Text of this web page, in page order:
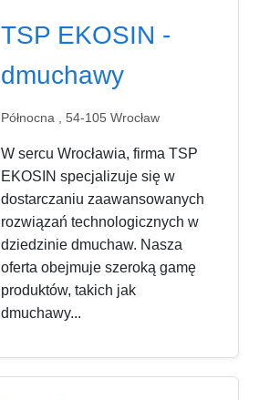
TSP EKOSIN -
dmuchawy
Północna , 54-105 Wrocław
W sercu Wrocławia, firma TSP
EKOSIN specjalizuje się w
dostarczaniu zaawansowanych
rozwiązań technologicznych w
dziedzinie dmuchaw. Nasza
oferta obejmuje szeroką gamę
produktów, takich jak
dmuchawy...